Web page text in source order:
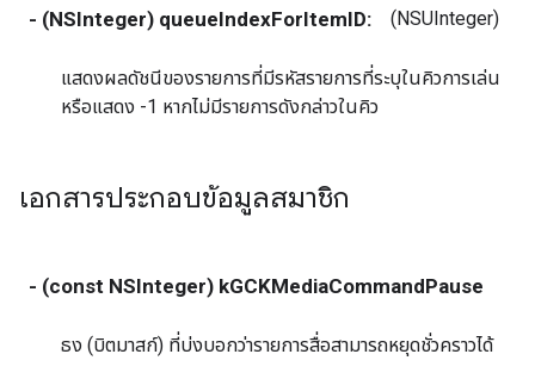
- (NSInteger) queueIndexForItemID: (NSUInteger)
แสดงผลดัชนีของรายการที่มีรหัสรายการที่ระบุในคิวการเล่น
หรือแสดง -1 หากไม่มีรายการดังกล่าวในคิว
เอกสารประกอบข้อมูลสมาชิก
- (const NSInteger) kGCKMediaCommandPause
ธง (บิตมาสก์) ที่บ่งบอกว่ารายการสื่อสามารถหยุดชั่วคราวได้